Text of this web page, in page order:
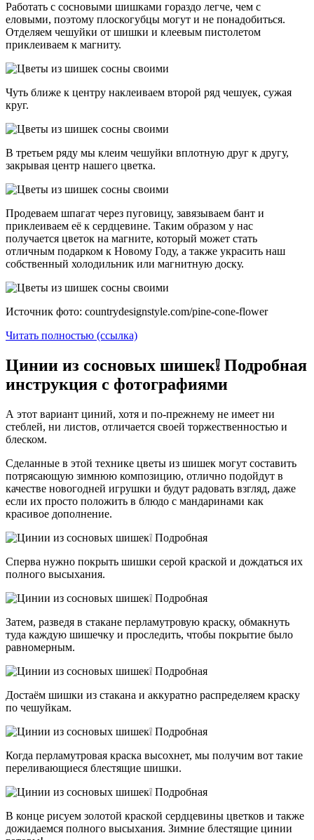
Работать с сосновыми шишками гораздо легче, чем с
еловыми, поэтому плоскогубцы могут и не понадобиться.
Отделяем чешуйки от шишки и клеевым пистолетом
приклеиваем к магниту.
Чуть ближе к центру наклеиваем второй ряд чешуек, сужая
круг.
В третьем ряду мы клеим чешуйки вплотную друг к другу,
закрывая центр нашего цветка.
Продеваем шпагат через пуговицу, завязываем бант и
приклеиваем её к сердцевине. Таким образом у нас
получается цветок на магните, который может стать
отличным подарком к Новому Году, а также украсить наш
собственный холодильник или магнитную доску.
Источник фото: countrydesignstyle.com/pine-cone-flower
Читать полностью (ссылка)
Цинии из сосновых шишек❕ Подробная
инструкция с фотографиями
А этот вариант циний, хотя и по-прежнему не имеет ни
стеблей, ни листов, отличается своей торжественностью и
блеском.
Сделанные в этой технике цветы из шишек могут составить
потрясающую зимнюю композицию, отлично подойдут в
качестве новогодней игрушки и будут радовать взгляд, даже
если их просто положить в блюдо с мандаринами как
красивое дополнение.
Сперва нужно покрыть шишки серой краской и дождаться их
полного высыхания.
Затем, разведя в стакане перламутровую краску, обмакнуть
туда каждую шишечку и проследить, чтобы покрытие было
равномерным.
Достаём шишки из стакана и аккуратно распределяем краску
по чешуйкам.
Когда перламутровая краска высохнет, мы получим вот такие
переливающиеся блестящие шишки.
В конце рисуем золотой краской сердцевины цветков и также
дожидаемся полного высыхания. Зимние блестящие цинии